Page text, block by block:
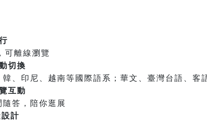
可離線瀏覽
切換
韓、印尼、越南等國際語系；華文、臺灣台語、客
互動
答，陪你逛展
計